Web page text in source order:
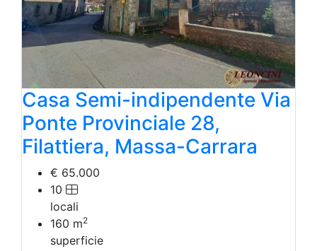
Casa Semi-indipendente Via
Ponte Provinciale 28,
Filattiera, Massa-Carrara
€ 65.000
10
locali
160 m2
superficie